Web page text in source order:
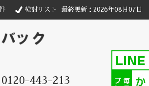
検討リスト 最終更新：2026年08月07日
0120-443-213